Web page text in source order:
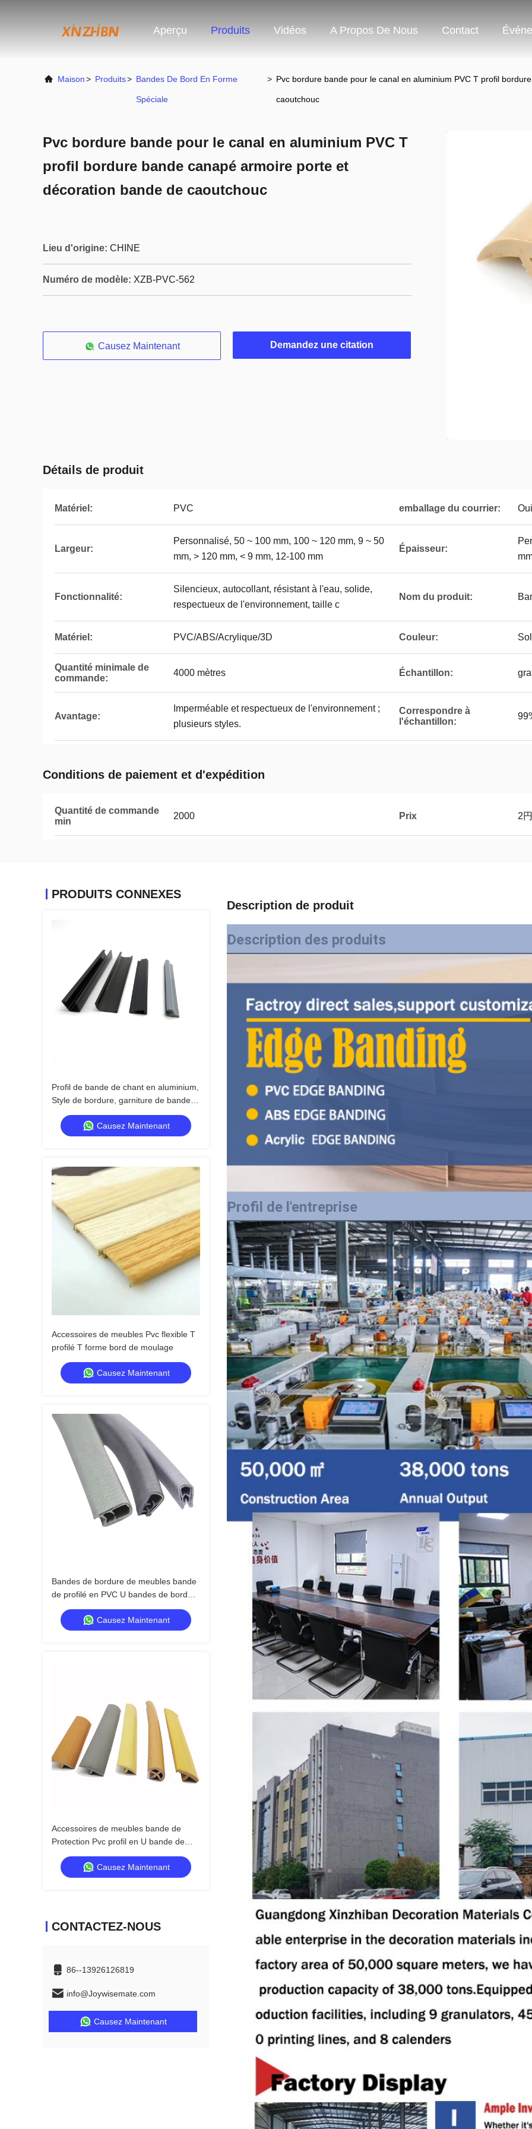
Aperçu Produits Vidéos A Propos De Nous Contact
Maison> Produits> Bandes De Bord En Forme
Spéciale
> Pvc bordure bande pour le canal en aluminium PVC T profil
caoutchouc
Pvc bordure bande pour le canal en aluminium PVC T
profil bordure bande canapé armoire porte et
décoration bande de caoutchouc
Lieu d'origine: CHINE
Numéro de modèle: XZB-PVC-562
Causez Maintenant Demandez une citation
Détails de produit
Matériel: PVC emballage du courrier: Oui
Largeur:
Personnalisé, 50 ~ 100 mm, 100 ~ 120 mm, 9 ~ 50
mm, > 120 mm, < 9 mm, 12-100 mm
Épaisseur:
Fonctionnalité:
Silencieux, autocollant, résistant à l'eau, solide,
respectueux de l'environnement, taille c
Nom du produit:
Matériel: PVC/ABS/Acrylique/3D Couleur:
Quantité minimale de
commande:
4000 mètres Échantillon:
Avantage:
Imperméable et respectueux de l'environnement ;
plusieurs styles.
Correspondre à
l'échantillon:
Conditions de paiement et d'expédition
Quantité de commande
min
2000 Prix 2円
PRODUITS CONNEXES
Profil de bande de chant en aluminium,
Style de bordure, garniture de bande
en forme de U, décoration de profil en
aluminium
Causez Maintenant
Accessoires de meubles Pvc flexible T
profilé T forme bord de moulage
Causez Maintenant
Bandes de bordure de meubles bande
de profilé en PVC U bandes de bordure
pour les applications de fabrication de
tables et de bureaux Matériau de
bande de bordure en PVC
Causez Maintenant
Accessoires de meubles bande de
Protection Pvc profil en U bande de
bord en forme de U bande de bord en
U garniture de bord de moulage
Causez Maintenant
CONTACTEZ-NOUS
86--13926126819
info@Joywisemate.com
Causez Maintenant
Description de produit
Description des produits
Profil de l'entreprise